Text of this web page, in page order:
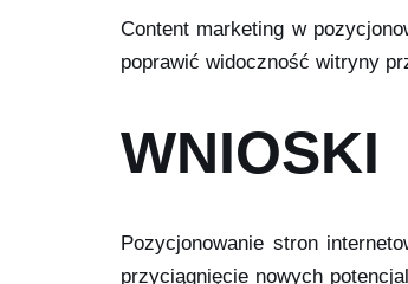
Content marketing w
poprawić widoczność witryny
WNIOSKI
Pozycjonowanie stron
przyciągnięcie nowych